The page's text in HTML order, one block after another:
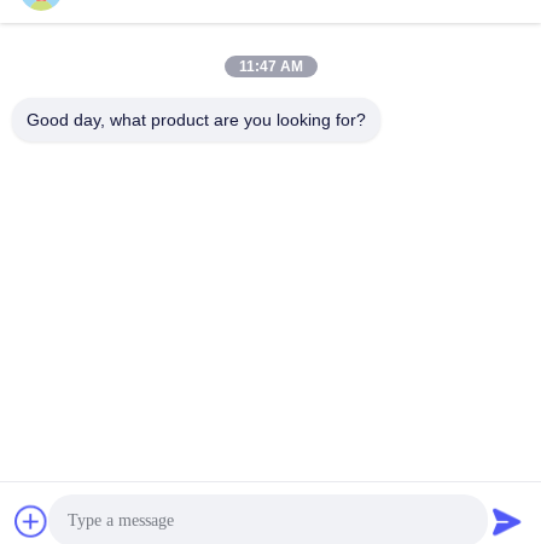
11:47 AM
Good day, what product are you looking for?